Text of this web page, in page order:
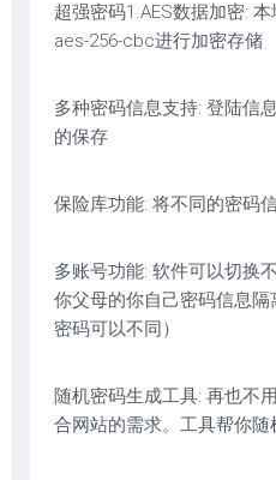
超强密码1.AES数据加密:
aes-256-cbc进行加密存储
多种密码信息支持: 登陆信
的保存
保险库功能: 将不同的密码
多账号功能: 软件可以切换
你父母的你自己密码信息
密码可以不同）
随机密码生成工具: 再也不
合网站的需求。工具帮你